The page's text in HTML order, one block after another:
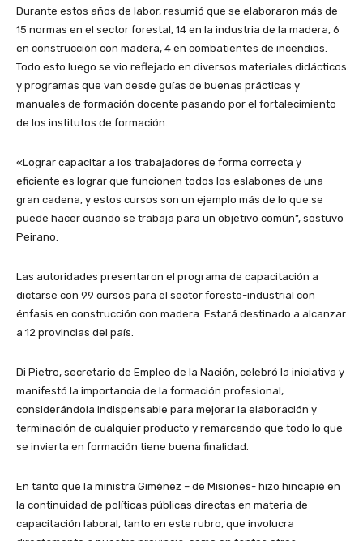
Durante estos años de labor, resumió que se elaboraron más de
15 normas en el sector forestal, 14 en la industria de la madera, 6
en construcción con madera, 4 en combatientes de incendios.
Todo esto luego se vio reflejado en diversos materiales didácticos
y programas que van desde guías de buenas prácticas y
manuales de formación docente pasando por el fortalecimiento
de los institutos de formación.
«Lograr capacitar a los trabajadores de forma correcta y
eficiente es lograr que funcionen todos los eslabones de una
gran cadena, y estos cursos son un ejemplo más de lo que se
puede hacer cuando se trabaja para un objetivo común”, sostuvo
Peirano.
Las autoridades presentaron el programa de capacitación a
dictarse con 99 cursos para el sector foresto-industrial con
énfasis en construcción con madera. Estará destinado a alcanzar
a 12 provincias del país.
Di Pietro, secretario de Empleo de la Nación, celebró la iniciativa y
manifestó la importancia de la formación profesional,
considerándola indispensable para mejorar la elaboración y
terminación de cualquier producto y remarcando que todo lo que
se invierta en formación tiene buena finalidad.
En tanto que la ministra Giménez – de Misiones- hizo hincapié en
la continuidad de políticas públicas directas en materia de
capacitación laboral, tanto en este rubro, que involucra